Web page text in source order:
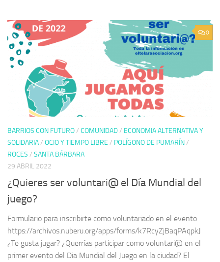
0
BARRIOS CON FUTURO/ COMUNIDAD/ ECONOMIA ALTERNATIVA Y
SOLIDARIA/ OCIO Y TIEMPO LIBRE / POLÍGONO DE PUMARÍN/
ROCES / SANTA BÁRBARA
29 ABRIL 2022
¿Quieres ser voluntari@ el Día Mundial del
juego?
Formulario para inscribirte como voluntariado en el evento
https://archivos.nuberu.org/apps/forms/k7RcyZjBaqPAqpkJ
¿Te gusta jugar? ¿Querrías participar como voluntari@ en el
primer evento del Dia Mundial del Juego en la ciudad? El